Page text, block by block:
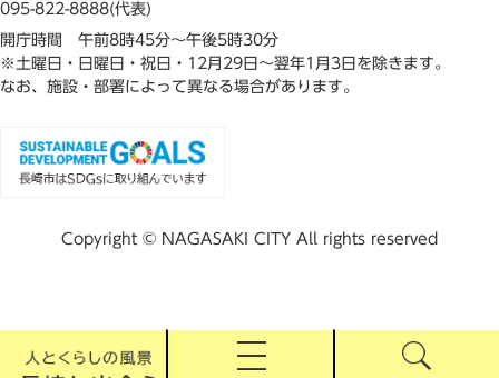
095-822-8888(代表)
開庁時間 午前8時45分～午後5時30分
※土曜日・日曜日・祝日・12月29日～翌年1月3日を除きます。
なお、施設・部署によって異なる場合があります。
Copyright © NAGASAKI CITY All rights reserved